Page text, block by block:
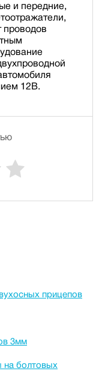
и передние,
проводов
12В.
прицепов
3мм
на болтовых